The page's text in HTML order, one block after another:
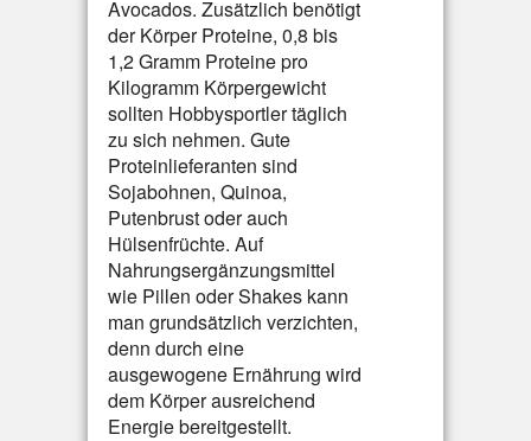
Avocados. Zusätzlich benötigt
der Körper Proteine, 0,8 bis
1,2 Gramm Proteine pro
Kilogramm Körpergewicht
sollten Hobbysportler täglich
zu sich nehmen. Gute
Proteinlieferanten sind
Sojabohnen, Quinoa,
Putenbrust oder auch
Hülsenfrüchte. Auf
Nahrungsergänzungsmittel
wie Pillen oder Shakes kann
man grundsätzlich verzichten,
denn durch eine
ausgewogene Ernährung wird
dem Körper ausreichend
Energie bereitgestellt.